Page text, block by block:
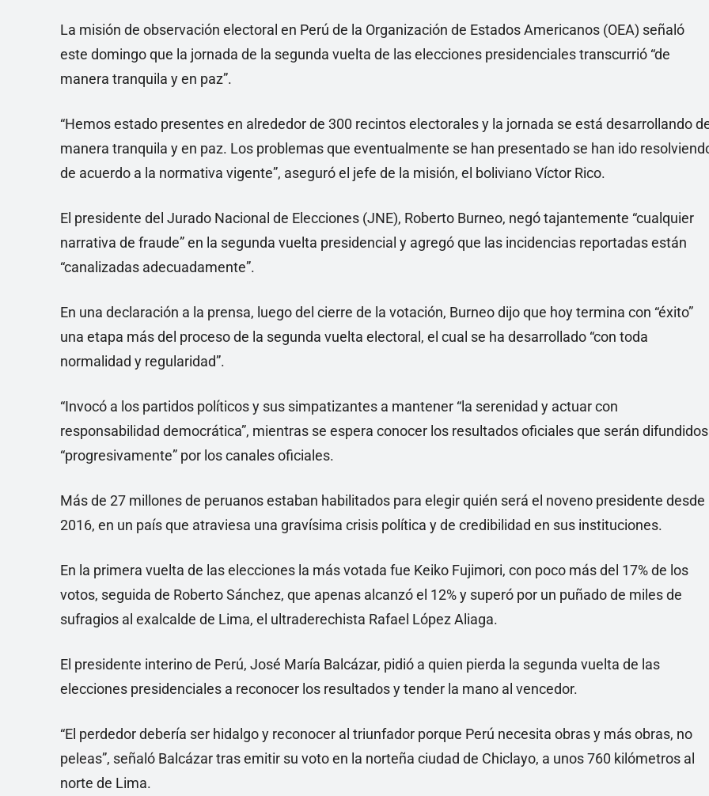
La misión de observación electoral en Perú de la Organización de Estados Americanos (OEA) señaló
este domingo que la jornada de la segunda vuelta de las elecciones presidenciales transcurrió “de
manera tranquila y en paz”.
“Hemos estado presentes en alrededor de 300 recintos electorales y la jornada se está desarrollando
manera tranquila y en paz. Los problemas que eventualmente se han presentado se han ido
de acuerdo a la normativa vigente”, aseguró el jefe de la misión, el boliviano Víctor Rico.
El presidente del Jurado Nacional de Elecciones (JNE), Roberto Burneo, negó tajantemente “cualquier
narrativa de fraude” en la segunda vuelta presidencial y agregó que las incidencias reportadas están
“canalizadas adecuadamente”.
En una declaración a la prensa, luego del cierre de la votación, Burneo dijo que hoy termina con “éxito”
una etapa más del proceso de la segunda vuelta electoral, el cual se ha desarrollado “con toda
normalidad y regularidad”.
“Invocó a los partidos políticos y sus simpatizantes a mantener “la serenidad y actuar con
responsabilidad democrática”, mientras se espera conocer los resultados oficiales que serán difundidos
“progresivamente” por los canales oficiales.
Más de 27 millones de peruanos estaban habilitados para elegir quién será el noveno presidente desde
2016, en un país que atraviesa una gravísima crisis política y de credibilidad en sus instituciones.
En la primera vuelta de las elecciones la más votada fue Keiko Fujimori, con poco más del 17% de los
votos, seguida de Roberto Sánchez, que apenas alcanzó el 12% y superó por un puñado de miles de
sufragios al exalcalde de Lima, el ultraderechista Rafael López Aliaga.
El presidente interino de Perú, José María Balcázar, pidió a quien pierda la segunda vuelta de las
elecciones presidenciales a reconocer los resultados y tender la mano al vencedor.
“El perdedor debería ser hidalgo y reconocer al triunfador porque Perú necesita obras y más obras, no
peleas”, señaló Balcázar tras emitir su voto en la norteña ciudad de Chiclayo, a unos 760 kilómetros al
norte de Lima.